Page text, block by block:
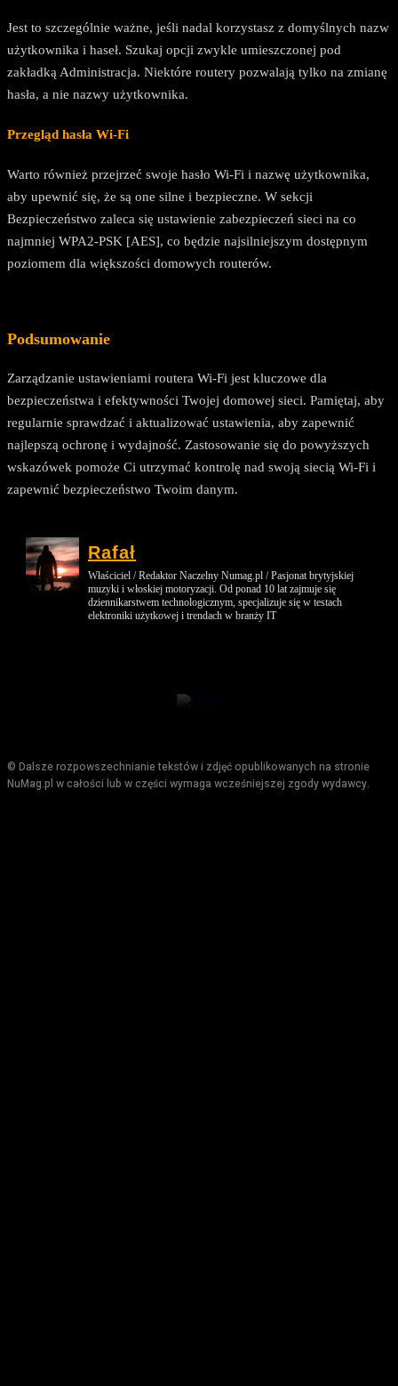
Jest to szczególnie ważne, jeśli nadal korzystasz z domyślnych nazw
użytkownika i haseł. Szukaj opcji zwykle umieszczonej pod
zakładką Administracja. Niektóre routery pozwalają tylko na zmianę
hasła, a nie nazwy użytkownika.
Przegląd hasła Wi-Fi
Warto również przejrzeć swoje hasło Wi-Fi i nazwę użytkownika,
aby upewnić się, że są one silne i bezpieczne. W sekcji
Bezpieczeństwo zaleca się ustawienie zabezpieczeń sieci na co
najmniej WPA2-PSK [AES], co będzie najsilniejszym dostępnym
poziomem dla większości domowych routerów.
Podsumowanie
Zarządzanie ustawieniami routera Wi-Fi jest kluczowe dla
bezpieczeństwa i efektywności Twojej domowej sieci. Pamiętaj, aby
regularnie sprawdzać i aktualizować ustawienia, aby zapewnić
najlepszą ochronę i wydajność. Zastosowanie się do powyższych
wskazówek pomoże Ci utrzymać kontrolę nad swoją siecią Wi-Fi i
zapewnić bezpieczeństwo Twoim danym.
Rafał
Właściciel / Redaktor Naczelny Numag.pl / Pasjonat brytyjskiej
muzyki i włoskiej motoryzacji. Od ponad 10 lat zajmuje się
dziennikarstwem technologicznym, specjalizuje się w testach
elektroniki użytkowej i trendach w branży IT
© Dalsze rozpowszechnianie tekstów i zdjęć opublikowanych na stronie
NuMag.pl w całości lub w części wymaga wcześniejszej zgody wydawcy.